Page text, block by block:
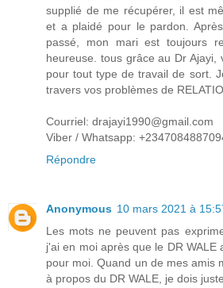
supplié de me récupérer, il est
et a plaidé pour le pardon.
passé, mon mari est toujours
heureuse. tous grâce au Dr Ajayi,
pour tout type de travail de sort.
travers vos problèmes de
Courriel: drajayi1990@gmail.com
Viber / Whatsapp:
Répondre
Anonymous 10 mars 2021 à
Les mots ne peuvent pas
j'ai en moi après que le DR WALE
pour moi. Quand un de mes amis
à propos du DR WALE, je dois